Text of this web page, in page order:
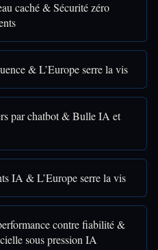
caché & Sécurité zéro
& L’Europe serre la vis
par chatbot & Bulle IA et
IA & L’Europe serre la vis
contre fiabilité &
sous pression IA